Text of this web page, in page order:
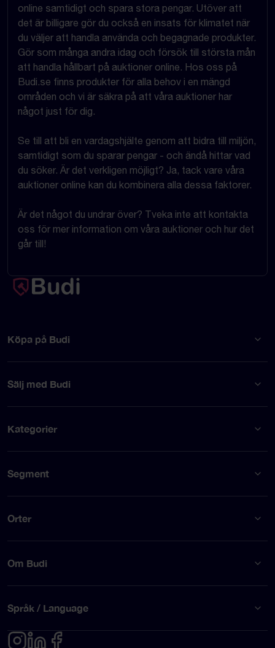
online samtidigt och spara stora pengar. Utöver att
det är billigare gör du också en insats för klimatet när
du väljer att handla använda och begagnade produkter.
Gör som många andra idag och försök till största mån
att handla hållbart på auktioner online. Hos oss på
Budi.se finns produkter för alla behov i en mängd
områden och vi är säkra på att våra auktioner har
något just för dig.
Se till att bli en vardagshjälte genom att bidra till miljön,
samtidigt som du sparar pengar - och ändå hittar vad
du söker. Är det verkligen möjligt? Ja, tack vare våra
auktioner online kan du kombinera alla dessa faktorer.
Är det något du undrar över? Tveka inte att kontakta
oss för mer information om våra auktioner och hur det
går till!
Köpa på Budi
Sälj med Budi
Kategorier
Segment
Orter
Om Budi
Språk / Language